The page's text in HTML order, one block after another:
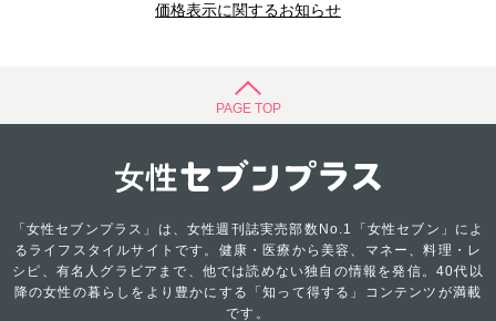
価格表示に関するお知らせ
PAGE TOP
「女性セブンプラス」は、女性週刊誌実売部数No.1「女性セブン」によ
るライフスタイルサイトです。健康・医療から美容、マネー、料理・レ
シピ、有名人グラビアまで、他では読めない独自の情報を発信。40代以
降の女性の暮らしをより豊かにする「知って得する」コンテンツが満載
です。